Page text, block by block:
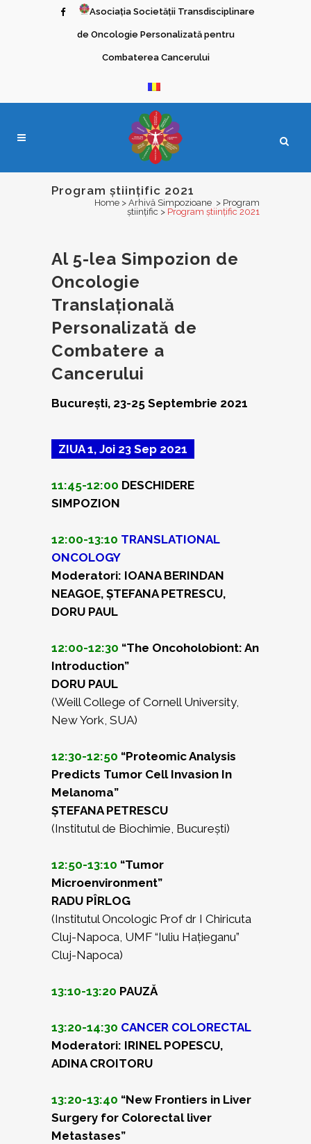
Asociaţia Societăţii Transdisciplinare
de Oncologie Personalizată pentru
Combaterea Cancerului
Program ştiinţific 2021
Home > Arhivă Simpozioane > Program
ştiinţific > Program ştiinţific 2021
Al 5-lea Simpozion de
Oncologie
Translațională
Personalizată de
Combatere a
Cancerului
București, 23-25 Septembrie 2021
ZIUA 1, Joi 23 Sep 2021
11:45-12:00 DESCHIDERE
SIMPOZION
12:00-13:10 TRANSLATIONAL
ONCOLOGY
Moderatori: IOANA BERINDAN
NEAGOE, ȘTEFANA PETRESCU,
DORU PAUL
12:00-12:30 “The Oncoholobiont: An
Introduction”
DORU PAUL
(Weill College of Cornell University,
New York, SUA)
12:30-12:50 “Proteomic Analysis
Predicts Tumor Cell Invasion In
Melanoma”
ȘTEFANA PETRESCU
(Institutul de Biochimie, București)
12:50-13:10 “Tumor
Microenvironment”
RADU PÎRLOG
(Institutul Oncologic Prof dr I Chiricuta
Cluj-Napoca, UMF “Iuliu Hațieganu”
Cluj-Napoca)
13:10-13:20 PAUZĂ
13:20-14:30 CANCER COLORECTAL
Moderatori: IRINEL POPESCU,
ADINA CROITORU
13:20-13:40 “New Frontiers in Liver
Surgery for Colorectal liver
Metastases”